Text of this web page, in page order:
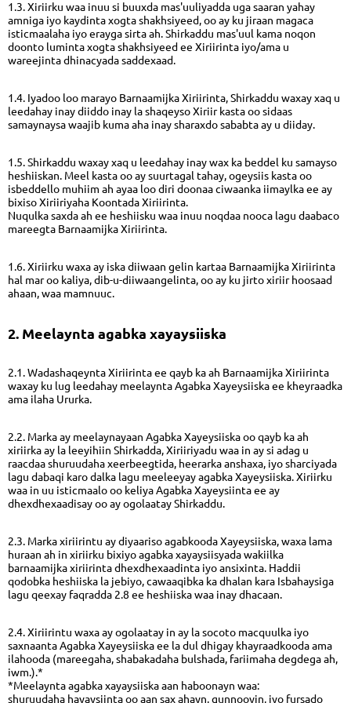
1.3. Xiriirku waa inuu si buuxda mas'uuliyadda uga saaran yahay
amniga iyo kaydinta xogta shakhsiyeed, oo ay ku jiraan magaca
isticmaalaha iyo erayga sirta ah. Shirkaddu mas'uul kama noqon
doonto luminta xogta shakhsiyeed ee Xiriirinta iyo/ama u
wareejinta dhinacyada saddexaad.
1.4. Iyadoo loo marayo Barnaamijka Xiriirinta, Shirkaddu waxay xaq u
leedahay inay diiddo inay la shaqeyso Xiriir kasta oo sidaas
samaynaysa waajib kuma aha inay sharaxdo sababta ay u diiday.
1.5. Shirkaddu waxay xaq u leedahay inay wax ka beddel ku samayso
heshiiskan. Meel kasta oo ay suurtagal tahay, ogeysiis kasta oo
isbeddello muhiim ah ayaa loo diri doonaa ciwaanka iimaylka ee ay
bixiso Xiriiriyaha Koontada Xiriirinta.
Nuqulka saxda ah ee heshiisku waa inuu noqdaa nooca lagu daabaco
mareegta Barnaamijka Xiriirinta.
1.6. Xiriirku waxa ay iska diiwaan gelin kartaa Barnaamijka Xiriirinta
hal mar oo kaliya, dib-u-diiwaangelinta, oo ay ku jirto xiriir hoosaad
ahaan, waa mamnuuc.
2. Meelaynta agabka xayaysiiska
2.1. Wadashaqeynta Xiriirinta ee qayb ka ah Barnaamijka Xiriirinta
waxay ku lug leedahay meelaynta Agabka Xayeysiiska ee kheyraadka
ama ilaha Ururka.
2.2. Marka ay meelaynayaan Agabka Xayeysiiska oo qayb ka ah
xiriirka ay la leeyihiin Shirkadda, Xiriiriyadu waa in ay si adag u
raacdaa shuruudaha xeerbeegtida, heerarka anshaxa, iyo sharciyada
lagu dabaqi karo dalka lagu meeleeyay agabka Xayeysiiska. Xiriirku
waa in uu isticmaalo oo keliya Agabka Xayeysiinta ee ay
dhexdhexaadisay oo ay ogolaatay Shirkaddu.
2.3. Marka xiriirintu ay diyaariso agabkooda Xayeysiiska, waxa lama
huraan ah in xiriirku bixiyo agabka xayaysiisyada wakiilka
barnaamijka xiriirinta dhexdhexaadinta iyo ansixinta. Haddii
qodobka heshiiska la jebiyo, cawaaqibka ka dhalan kara Isbahaysiga
lagu qeexay faqradda 2.8 ee heshiiska waa inay dhacaan.
2.4. Xiriirintu waxa ay ogolaatay in ay la socoto macquulka iyo
saxnaanta Agabka Xayeysiiska ee la dul dhigay khayraadkooda ama
ilahooda (mareegaha, shabakadaha bulshada, fariimaha degdega ah,
iwm.).*
*Meelaynta agabka xayaysiiska aan haboonayn waa:
shuruudaha hayaysiinta oo aan sax ahayn, gunnooyin, iyo fursado